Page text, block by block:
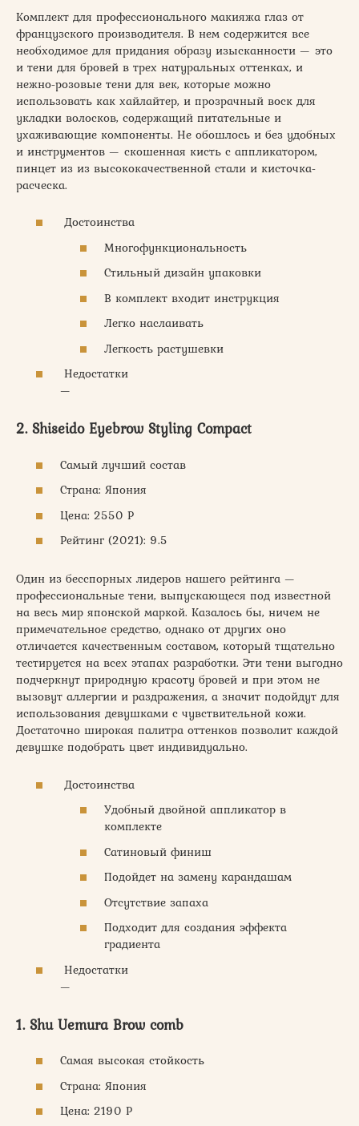
Комплект для профессионального макияжа глаз от
французского производителя. В нем содержится все
необходимое для придания образу изысканности — это
и тени для бровей в трех натуральных оттенках, и
нежно-розовые тени для век, которые можно
использовать как хайлайтер, и прозрачный воск для
укладки волосков, содержащий питательные и
ухаживающие компоненты. Не обошлось и без удобных
и инструментов — скошенная кисть с аппликатором,
пинцет из из высококачественной стали и кисточка-
расческа.
Достоинства
Многофункциональность
Стильный дизайн упаковки
В комплект входит инструкция
Легко наслаивать
Легкость растушевки
Недостатки
—
2. Shiseido Eyebrow Styling Compact
Самый лучший состав
Страна: Япония
Цена: 2550 Р
Рейтинг (2021): 9.5
Один из бесспорных лидеров нашего рейтинга —
профессиональные тени, выпускающеся под известной
на весь мир японской маркой. Казалось бы, ничем не
примечательное средство, однако от других оно
отличается качественным составом, который тщательно
тестируется на всех этапах разработки. Эти тени выгодно
подчеркнут природную красоту бровей и при этом не
вызовут аллергии и раздражения, а значит подойдут для
использования девушками с чувствительной кожи.
Достаточно широкая палитра оттенков позволит каждой
девушке подобрать цвет индивидуально.
Достоинства
Удобный двойной аппликатор в
комплекте
Сатиновый финиш
Подойдет на замену карандашам
Отсутствие запаха
Подходит для создания эффекта
градиента
Недостатки
—
1. Shu Uemura Brow comb
Самая высокая стойкость
Страна: Япония
Цена: 2190 Р